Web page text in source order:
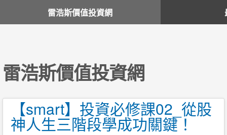
雷浩斯價值投資網
雷浩斯價值投資網
【smart】投資必修課02_從股
神人生三階段學成功關鍵！